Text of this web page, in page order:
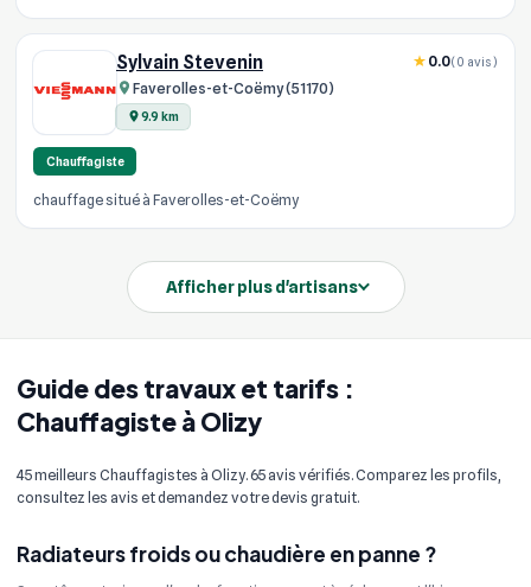
Guide des travaux et tarifs :
Chauffagiste à Olizy
45 meilleurs Chauffagistes à Olizy. 65 avis vérifiés. Comparez les profils,
consultez les avis et demandez votre devis gratuit.
Radiateurs froids ou chaudière en panne ?
Sylvain Stevenin
Faverolles-et-Coëmy (51170)
9.9 km
0.0(0 avis)
Chauffagiste
chauffage situé à Faverolles-et-Coëmy
Afficher plus d'artisans